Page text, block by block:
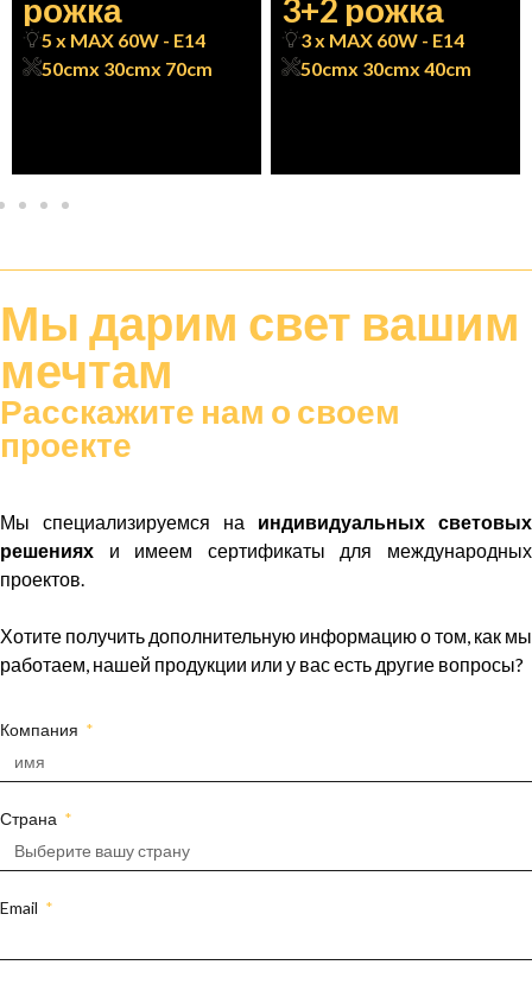
рожка
5 x MAX 60W - E14
50cmx 30cmx 70cm
3+2 рожка
3 x MAX 60W - E14
50cmx 30cmx 40cm
Мы дарим свет вашим
мечтам
Расскажите нам о своем
проекте
Мы специализируемся на индивидуальных световых
решениях и имеем сертификаты для международных
проектов.
Хотите получить дополнительную информацию о том, как мы
работаем, нашей продукции или у вас есть другие вопросы?
Компания
Страна
Email